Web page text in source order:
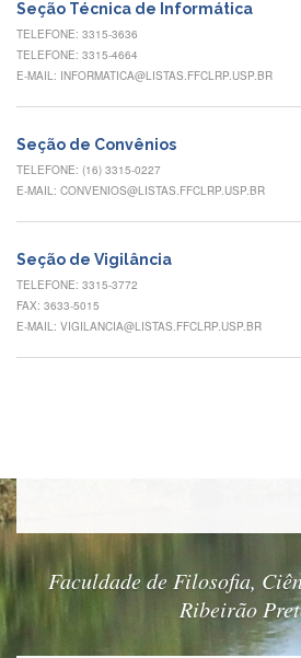
Apoio
estudantil
Você
não
Reuniões
Conheça
Formulários
Contato
INTERNACIONALIZAÇÃO
Estudar
Exterior
Seção Técnica de Informática
TELEFONE: 3315-3636
TELEFONE: 3315-4664
E-MAIL: INFORMATICA@LISTAS.FFCLRP.USP.BR
Seção de Convênios
TELEFONE: (16) 3315-0227
E-MAIL: CONVENIOS@LISTAS.FFCLRP.USP.BR
Seção de Vigilância
TELEFONE: 3315-3772
FAX: 3633-5015
E-MAIL: VIGILANCIA@LISTAS.FFCLRP.USP.BR
Faculdade de Filosofia,
Ribeirão